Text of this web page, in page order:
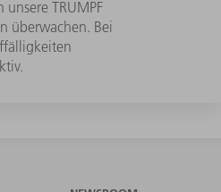
unsere TRUMPF
überwachen. Bei